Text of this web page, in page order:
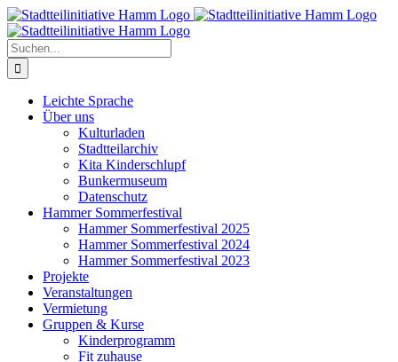
Zum
Inhalt
springen
Suche
nach:
Leichte Sprache
Über uns
Kulturladen
Stadtteilarchiv
Kita Kinderschlupf
Bunkermuseum
Datenschutz
Hammer Sommerfestival
Hammer Sommerfestival 2025
Hammer Sommerfestival 2024
Hammer Sommerfestival 2023
Projekte
Veranstaltungen
Vermietung
Gruppen & Kurse
Kinderprogramm
Fit zuhause